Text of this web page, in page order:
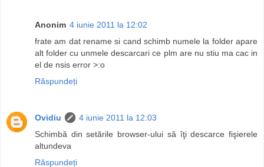
Anonim 4 iunie 2011 la 12:02
frate am dat rename si cand schimb numele la folder apare
alt folder cu unmele descarcari ce plm are nu stiu ma cac in
el de nsis error >:o
Răspundeți
Ovidiu
4 iunie 2011 la 12:03
Schimbă din setările browser-ului să îţi descarce fişierele
altundeva
Răspundeți